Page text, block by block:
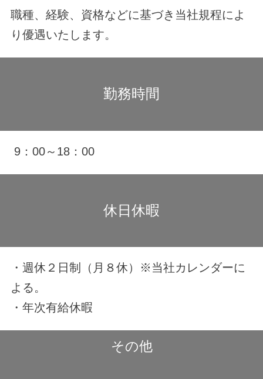
職種、経験、資格などに基づき当社規程によ
り優遇いたします。
勤務時間
9：00～18：00
休日休暇
・週休２日制（月８休）※当社カレンダーに
よる。
・年次有給休暇
その他